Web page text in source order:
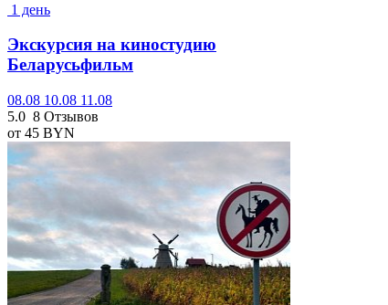
1 день
Экскурсия на киностудию
Беларусьфильм
08.08 10.08 11.08
5.0 8 Отзывов
от 45 BYN